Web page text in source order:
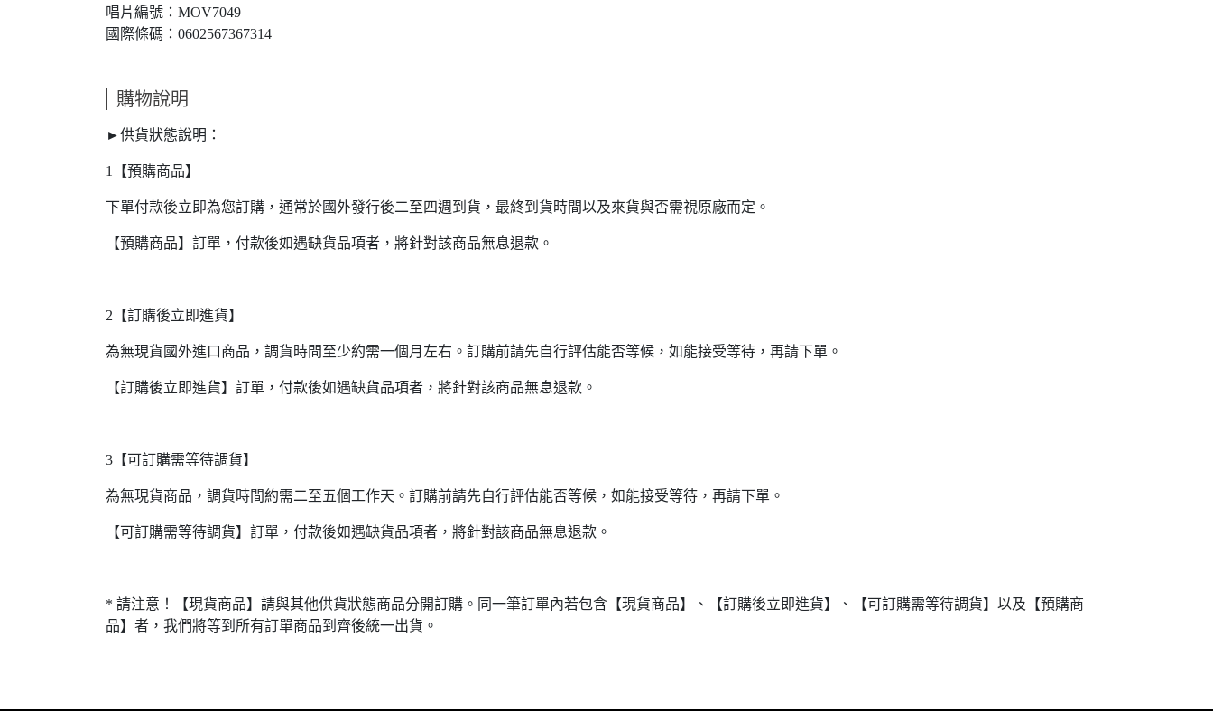
唱片編號：MOV7049
國際條碼：0602567367314
購物說明
►供貨狀態說明：
1【預購商品】
下單付款後立即為您訂購，通常於國外發行後二至四週到貨，最終到貨時間以及來貨與否需視原廠而定。
【預購商品】訂單，付款後如遇缺貨品項者，將針對該商品無息退款。
2【訂購後立即進貨】
為無現貨國外進口商品，調貨時間至少約需一個月左右。訂購前請先自行評估能否等候，如能接受等待，再請下單。
【訂購後立即進貨】訂單，付款後如遇缺貨品項者，將針對該商品無息退款。
3【可訂購需等待調貨】
為無現貨商品，調貨時間約需二至五個工作天。訂購前請先自行評估能否等候，如能接受等待，再請下單。
【可訂購需等待調貨】訂單，付款後如遇缺貨品項者，將針對該商品無息退款。
* 請注意！【現貨商品】請與其他供貨狀態商品分開訂購。同一筆訂單內若包含【現貨商品】、【訂購後立即進貨】、【可訂購需等待調貨】以及【預購商
品】者，我們將等到所有訂單商品到齊後統一出貨。